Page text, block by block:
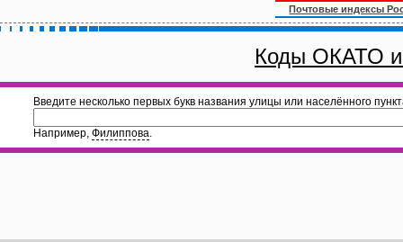
Почтовые индексы
Коды ОКАТО
Введите несколько первых букв названия улицы или населённого
Например, Филиппова.